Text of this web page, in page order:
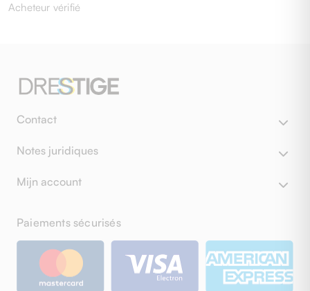
Acheteur vérifié
Contact
Notes juridiques
Mijn account
Paiements sécurisés